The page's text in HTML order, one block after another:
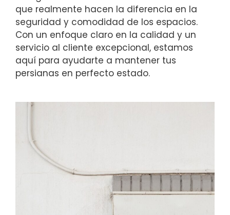
que realmente hacen la diferencia en la
seguridad y comodidad de los espacios.
Con un enfoque claro en la calidad y un
servicio al cliente excepcional, estamos
aquí para ayudarte a mantener tus
persianas en perfecto estado.